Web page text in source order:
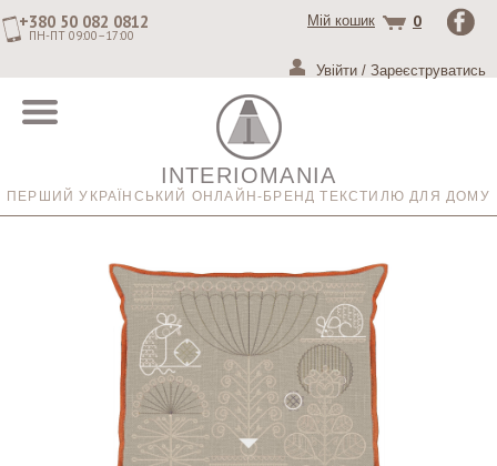
+380 50 082 0812
ПН-ПТ 09:00–17:00
Мій кошик 0
Увійти / Зареєструватись
INTERIOMANIA
ПЕРШИЙ УКРАЇНСЬКИЙ ОНЛАЙН-БРЕНД ТЕКСТИЛЮ ДЛЯ ДОМУ